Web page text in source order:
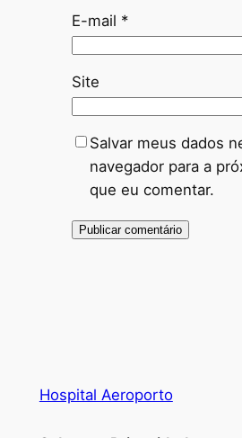
E-mail *
Site
Salvar meus dados
navegador para a
que eu comentar.
Hospital Aeroporto